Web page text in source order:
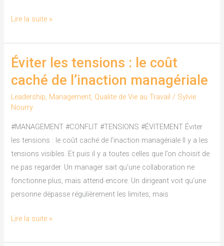
Lire la suite »
Éviter les tensions : le coût
caché de l’inaction managériale
Leadership, Management, Qualite de Vie au Travail / Sylvie
Nourry
#MANAGEMENT #CONFLIT #TENSIONS #ÉVITEMENT Éviter
les tensions : le coût caché de l’inaction managériale Il y a les
tensions visibles. Et puis il y a toutes celles que l’on choisit de
ne pas regarder. Un manager sait qu’une collaboration ne
fonctionne plus, mais attend encore. Un dirigeant voit qu’une
personne dépasse régulièrement les limites, mais
Éviter
tensions
:
coût
caché
de
l’inaction
managériale
Lire la suite »